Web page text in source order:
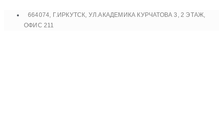
содержимому
664074, Г.ИРКУТСК, УЛ.АКАДЕМИКА КУРЧАТОВА 3, 2 ЭТАЖ,
ОФИС 211